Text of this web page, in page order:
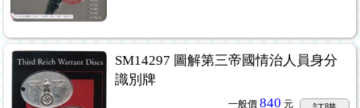
SM14297 圖解第三帝國情治人員身分
識別牌
一般價 840 元